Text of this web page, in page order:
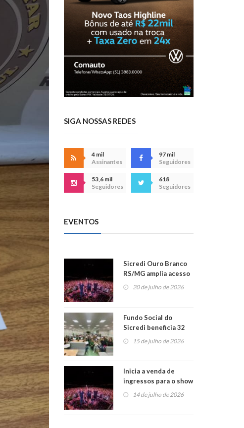
SIGA NOSSAS REDES
4 mil
Assinantes
97 mil
Seguidores
53,6 mil
Seguidores
618
Seguidores
EVENTOS
Sicredi Ouro Branco
RS/MG amplia acesso
ao show dos 45 anos
20 de julho de 2026
Fundo Social do
Sicredi beneficia 32
projetos em
Montenegro
15 de julho de 2026
Inicia a venda de
ingressos para o show
do Jota Quest nos 45
14 de julho de 2026